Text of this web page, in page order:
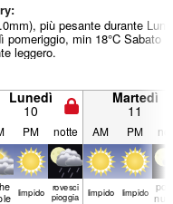
più pesante durante
pomeriggio, min 18°C Sabato
leggero.
Lunedì
10
Martedì
11
PM notte AM PM
limp­ido rovesci
pioggia limp­ido limp­ido